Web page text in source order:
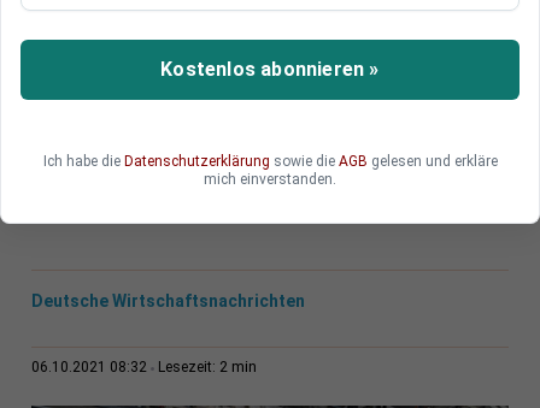
ein
Die deutschen Industrieunternehmen
verzeichneten im August einen Rückgang ihrer
Vormonat. Die Ökonomen sind überrascht, geben
Deutsche Wirtschaftsnachrichten
06.10.2021 08:32 Lesezeit: 2 min
Kostenlos abonnieren »
Ich habe die Datenschutzerklärung sowie die AGB gelesen und erkläre
mich einverstanden.